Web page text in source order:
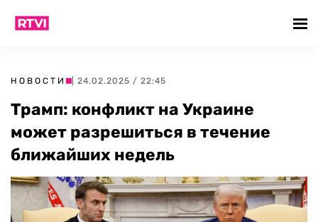
НОВОСТИ | 24.02.2025 / 22:45
Трамп: конфликт на Украине
может разрешиться в течение
ближайших недель